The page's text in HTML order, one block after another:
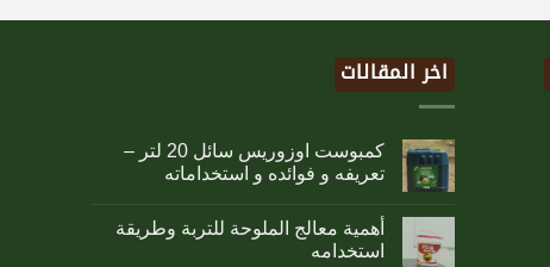
اخر المقالات
كمبوست اوزوريس سائل 20 لتر –
تعريفه و فوائده و استخداماته
أهمية معالج الملوحة للتربة وطريقة
استخدامه